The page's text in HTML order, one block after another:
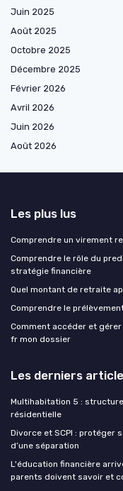
Juin 2025
Août 2025
Octobre 2025
Décembre 2025
Février 2026
Avril 2026
Juin 2026
Août 2026
Les plus lus
Comprendre un virement
Comprendre le rôle du
stratégie financière
Quel montant de retraite
Comprendre le
Comment accéder et
fr mon dossier
Les derniers
Multihabitation 5 :
résidentielle
Divorce et SCPI : protéger
d’une séparation
L'éducation financière
parents doivent savoir et